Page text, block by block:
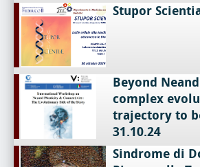
Stupor
Beyond
complex
trajectory to
31.10.24
Sindrome di